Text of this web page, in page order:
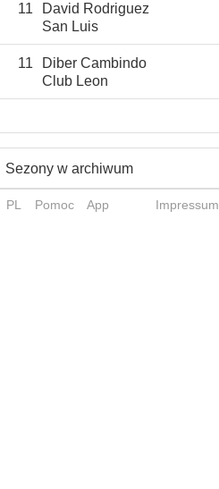
11
David Rodriguez
San Luis
11
Diber Cambindo
Club Leon
Sezony w archiwum
PL Pomoc App Impressum